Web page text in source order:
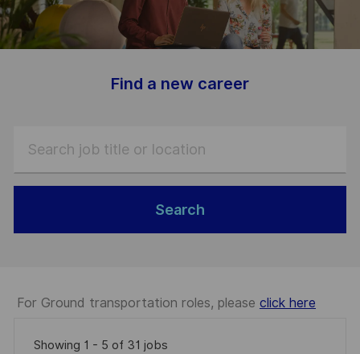
Find a new career
Search
For Ground transportation roles, please click here
Showing 1 - 5 of 31 jobs